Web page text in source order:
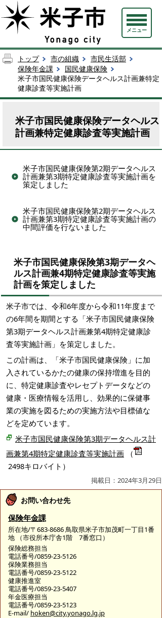
メニュー
トップ 市の組織
市民生活部
保険年金課
国民健康保険
米子市国民健康保険データヘルス計画兼特定
健康診査等実施計画
米子市国民健康保険データヘルス
計画兼特定健康診査等実施計画
米子市国民健康保険第2期データヘルス
計画兼第3期特定健康診査等実施計画を
策定しました
米子市国民健康保険第2期データヘルス
計画兼第3期特定健康診査等実施計画の
中間評価を行ないました
米子市国民健康保険第3期データヘ
ルス計画兼4期特定健康診査等実施
計画を策定しました
米子市では、令和6年度から令和11年度まで
の6年間を期間とする「米子市国民健康保険
第3期データヘルス計画兼第4期特定健康診
査等実施計画」を策定しました。
この計画は、「米子市国民健康保険」に加
入されているかたの健康の保持増進を目的
に、特定健康診査やレセプトデータなどの
健康・医療情報を活用し、効果的に保健事
業の実施を図るための実施方法や目標値な
どを定めています。
米子市国民健康保険第3期データヘルス計
画兼第4期特定健康診査等実施計画 （
2498キロバイト）
掲載日：2024年3月29日
お問い合わせ先
保険年金課
所在地/〒683-8686 鳥取県米子市加茂町一丁目1番
地 （市役所本庁舎1階 7番窓口）
保険総務担当
電話番号/0859-23-5126
保険業務担当
電話番号/0859-23-5122
健康推進室
電話番号/0859-23-5407
年金医療担当
電話番号/0859-23-5123
E-mail/ hoken@city.yonago.lg.jp